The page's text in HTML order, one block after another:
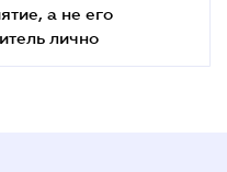
а не его
лично